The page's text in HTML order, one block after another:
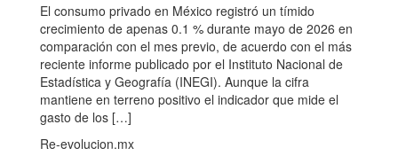
El consumo privado en México registró un tímido
crecimiento de apenas 0.1 % durante mayo de 2026 en
comparación con el mes previo, de acuerdo con el más
reciente informe publicado por el Instituto Nacional de
Estadística y Geografía (INEGI). Aunque la cifra
mantiene en terreno positivo el indicador que mide el
gasto de los […]
Re-evolucion.mx